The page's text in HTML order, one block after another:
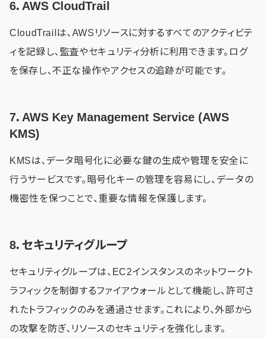
6．AWS CloudTrail
CloudTrailは、AWSリソースに対するすべてのアクティビテ
ィを記録し、監査やセキュリティ分析に利用できます。ログ
を保存し、不正な操作やアクセスの追跡が可能です。
7．AWS Key Management Service (AWS
KMS)
KMSは、データ暗号化に必要な鍵の生成や管理を安全に
行うサービスです。暗号化キーの管理を容易にし、データの
機密性を保つことで、重要な情報を保護します。
8．セキュリティグループ
セキュリティグループは、EC2インスタンスのネットワークト
ラフィックを制御するファイアウォールとして機能し、許可さ
れたトラフィックのみを通過させます。これにより、外部から
の攻撃を防ぎ、リソースのセキュリティを強化します。